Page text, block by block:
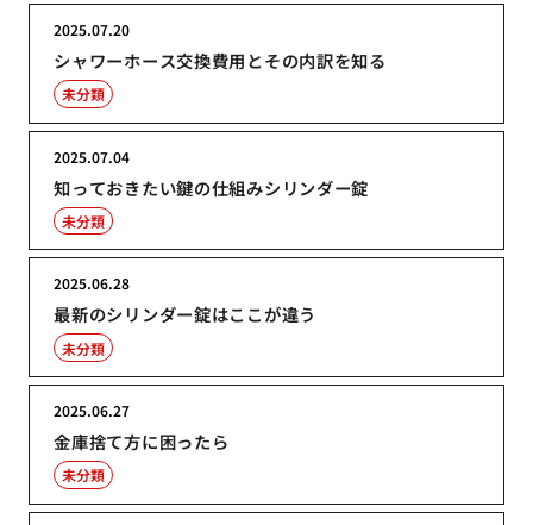
シャワーホース交換費用とその内訳を知る
2025.07.20
未分類
知っておきたい鍵の仕組みシリンダー錠
2025.07.04
未分類
最新のシリンダー錠はここが違う
2025.06.28
未分類
金庫捨て方に困ったら
2025.06.27
未分類